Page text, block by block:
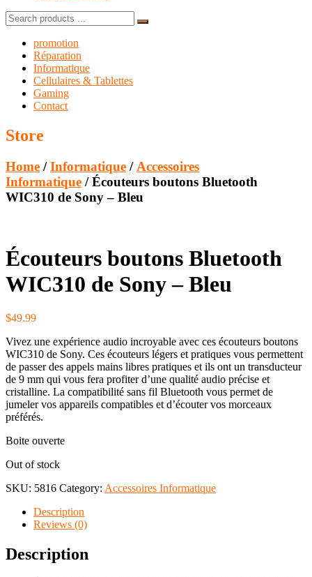
Search
for:
promotion
Réparation
Informatique
Cellulaires & Tablettes
Gaming
Contact
Store
Home /Informatique / Accessoires
Informatique / Écouteurs boutons Bluetooth
WIC310 de Sony – Bleu
Écouteurs boutons Bluetooth
WIC310 de Sony – Bleu
$49.99
Vivez une expérience audio incroyable avec ces écouteurs boutons
WIC310 de Sony. Ces écouteurs légers et pratiques vous permettent
de passer des appels mains libres pratiques et ils ont un transducteur
de 9 mm qui vous fera profiter d’une qualité audio précise et
cristalline. La compatibilité sans fil Bluetooth vous permet de
jumeler vos appareils compatibles et d’écouter vos morceaux
préférés.
Boite ouverte
Out of stock
SKU: 5816 Category: Accessoires Informatique
Description
Reviews (0)
Description